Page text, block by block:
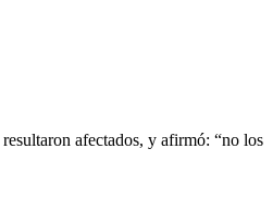
afectados, y afirmó: “no los